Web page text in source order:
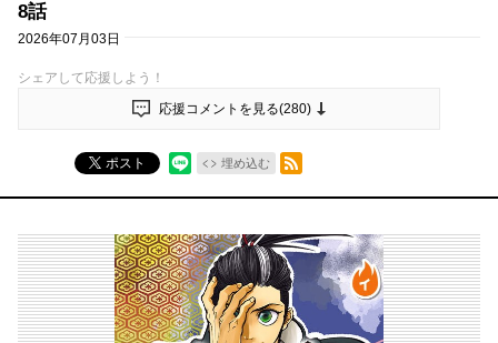
8話
2026年07月03日
シェアして応援しよう！
応援コメントを見る(280)
ポスト 埋め込む
RSSフィード